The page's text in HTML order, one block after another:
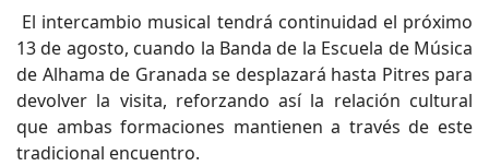
El intercambio musical tendrá continuidad el próximo
13 de agosto, cuando la Banda de la Escuela de Música
de Alhama de Granada se desplazará hasta Pitres para
devolver la visita, reforzando así la relación cultural
que ambas formaciones mantienen a través de este
tradicional encuentro.